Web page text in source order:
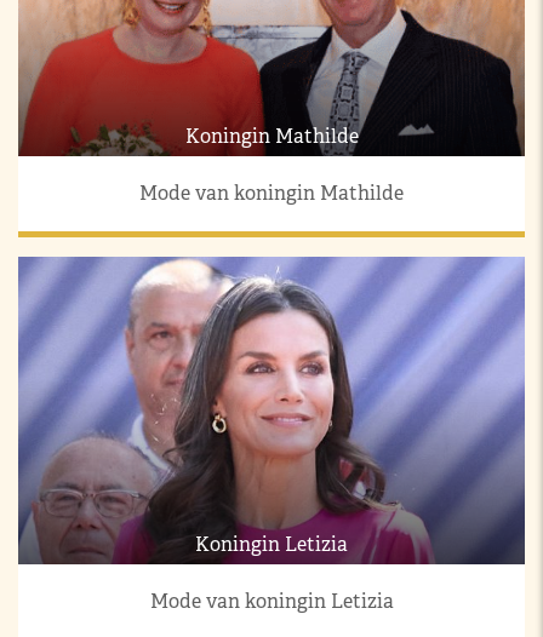
Koningin Mathilde
Mode van koningin Mathilde
Koningin Letizia
Mode van koningin Letizia